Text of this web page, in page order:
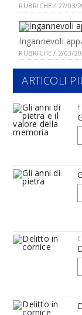
RUBRICHE / 27/03/
Ingannevoli
RUBRICHE / 2/03/
ARTICOLI